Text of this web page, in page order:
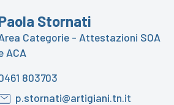
Stornati
Categorie - Attestazioni SOA
ACA
803703
p.stornati@artigiani.tn.it